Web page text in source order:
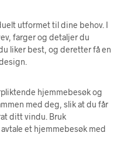
utformet til dine behov. I
farger og detaljer du
liker best, og deretter få en
hjemmebesøk og
med deg, slik at du får
ditt vindu. Bruk
et hjemmebesøk med